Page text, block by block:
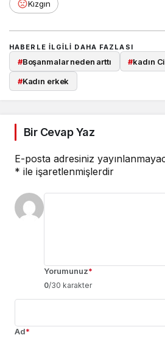
Kızgın
HABERLE ILGILI DAHA FAZLASI
#Boşanmalar neden arttı #kadın
#Kadın erkek
Bir Cevap Yaz
E-posta adresiniz
* ile işaretlenmişlerdir
Yorumunuz*
0/30 karakter
Ad*